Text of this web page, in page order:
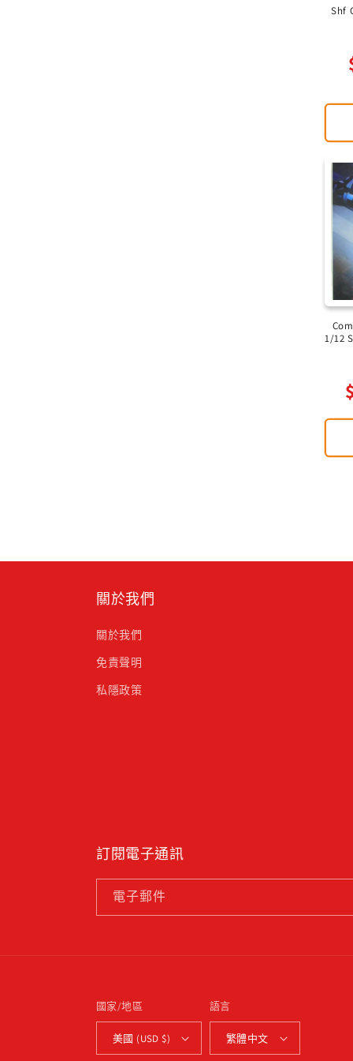
Shf
1/12
關於我們
關於我們
免責聲明
私隱政策
訂閱電子通訊
電子郵件
國家/地區
美國 (USD $)
語言
繁體中文